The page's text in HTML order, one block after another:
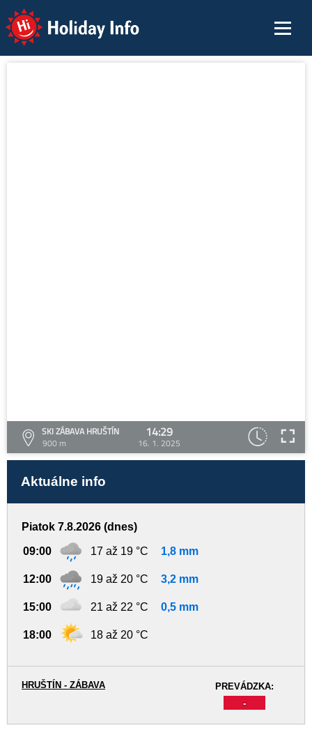
Holiday Info
SKI ZÁBAVA HRUŠTÍN
900 m
14:29
16. 1. 2025
Aktuálne info
Piatok 7.8.2026 (dnes)
09:00 17 až 19 °C 1,8 mm
12:00 19 až 20 °C 3,2 mm
15:00 21 až 22 °C 0,5 mm
18:00 18 až 20 °C
PREVÁDZKA:
-
HRUŠTÍN - ZÁBAVA